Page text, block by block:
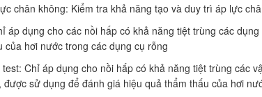
chân không: Kiểm tra khả năng tạo và duy trì áp lực
áp dụng cho các nồi hấp có khả năng tiệt trùng các
của hơi nước trong các dụng cụ rỗng
test: Chỉ áp dụng cho nồi hấp có khả năng tiệt trùng các
được sử dụng để đánh giá hiệu quả thẩm thấu của hơi